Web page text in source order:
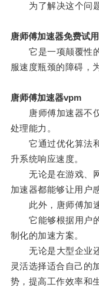
为了解决这个问题
唐师傅加速器免费试用
它是一项颠覆性的
服速度瓶颈的障碍，
唐师傅加速器vpm
唐师傅加速器不仅
处理能力。
它通过优化算法和
升系统响应速度。
无论是在游戏、网
加速器都能够让用户
此外，唐师傅加速
它能够根据用户的
制化的加速方案。
无论是大型企业还
灵活选择适合自己的
势，提高工作效率和